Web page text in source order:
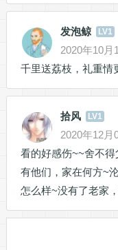
发泡鲸 LV1
2020年10月
千里送荔枝，礼重情
拾风 LV1
2020年12月
看的好感伤~~舍不
有他们，家在何方~
怎么样~没有了老家